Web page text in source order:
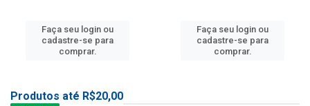
Faça seu login ou
cadastre-se para
comprar.
Faça seu login ou
cadastre-se para
comprar.
Produtos até R$20,00